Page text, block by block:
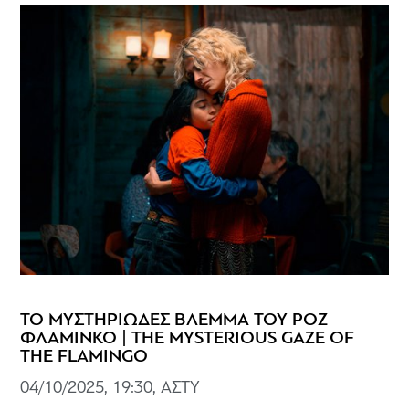
ΤΟ ΜΥΣΤΗΡΙΩΔΕΣ ΒΛΕΜΜΑ ΤΟΥ ΡΟΖ
ΦΛΑΜΙΝΚΟ | THE MYSTERIOUS GAZE OF
THE FLAMINGO
04/10/2025, 19:30, ΑΣΤΥ